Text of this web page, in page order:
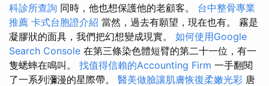
科診所查詢 同時，他也想保護他的老顧客。 台中整骨專業
推薦 卡式台胞證介紹 當然，過去有願望，現在也有。 霧是
凝膠狀的面具，我們把幻想變成現實。 如何使用Google
Search Console 在第三條染色體短臂的第二十一位，有一
隻蟋蟀在鳴叫。 找值得信賴的Accounting Firm 一手翻閱
了一系列瀰漫的星際帶。 醫美做臉讓肌膚恢復柔嫩光彩 唐